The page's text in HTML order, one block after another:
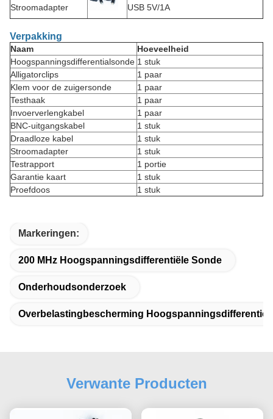
Stroomadapter USB 5V/1A
Verpakking
Naam
Hoeveelheid
Hoogspanningsdifferentialsonde 1 stuk
Alligatorclips
1 paar
Klem voor de zuigersonde
1 paar
Testhaak
1 paar
Invoerverlengkabel
1 paar
BNC-uitgangskabel
1 stuk
Draadloze kabel
1 stuk
Stroomadapter
1 stuk
Testrapport
1 portie
Garantie kaart
1 stuk
Proefdoos
1 stuk
Markeringen:
200 MHz Hoogspanningsdifferentiële Sonde
Onderhoudsonderzoek
Overbelastingbescherming
Verwante Producten